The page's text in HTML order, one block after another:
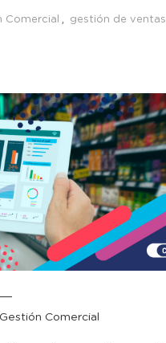
Comercial , gestión de ventas
Comercial